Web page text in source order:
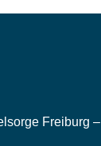
Freiburg –